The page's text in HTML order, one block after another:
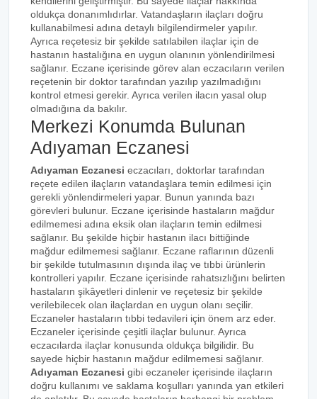
oldukça donanımlıdırlar. Vatandaşların ilaçları doğru
kullanabilmesi adına detaylı bilgilendirmeler yapılır.
Ayrıca reçetesiz bir şekilde satılabilen ilaçlar için de
hastanın hastalığına en uygun olanının yönlendirilmesi
sağlanır. Eczane içerisinde görev alan eczacıların verilen
reçetenin bir doktor tarafından yazılıp yazılmadığını
kontrol etmesi gerekir. Ayrıca verilen ilacın yasal olup
olmadığına da bakılır.
Merkezi Konumda Bulunan
Adıyaman Eczanesi
Adıyaman Eczanesi eczacıları, doktorlar tarafından
reçete edilen ilaçların vatandaşlara temin edilmesi için
gerekli yönlendirmeleri yapar. Bunun yanında bazı
görevleri bulunur. Eczane içerisinde hastaların mağdur
edilmemesi adına eksik olan ilaçların temin edilmesi
sağlanır. Bu şekilde hiçbir hastanın ilacı bittiğinde
mağdur edilmemesi sağlanır. Eczane raflarının düzenli
bir şekilde tutulmasının dışında ilaç ve tıbbi ürünlerin
kontrolleri yapılır. Eczane içerisinde rahatsızlığını belirten
hastaların şikâyetleri dinlenir ve reçetesiz bir şekilde
verilebilecek olan ilaçlardan en uygun olanı seçilir.
Eczaneler hastaların tıbbi tedavileri için önem arz eder.
Eczaneler içerisinde çeşitli ilaçlar bulunur. Ayrıca
eczacılarda ilaçlar konusunda oldukça bilgilidir. Bu
sayede hiçbir hastanın mağdur edilmemesi sağlanır.
Adıyaman Eczanesi gibi eczaneler içerisinde ilaçların
doğru kullanımı ve saklama koşulları yanında yan etkileri